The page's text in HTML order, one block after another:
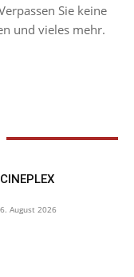
Sie keine
und vieles mehr.
6. August 2026